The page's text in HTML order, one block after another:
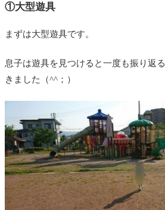
①大型遊具
まずは大型遊具です。
息子は遊具を見つけると一度も振り返
きました（^^；）